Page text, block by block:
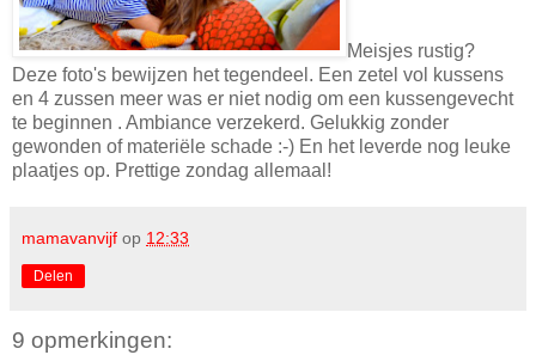
Meisjes rustig?
Deze foto's bewijzen het tegendeel. Een zetel vol kussens
en 4 zussen meer was er niet nodig om een kussengevecht
te beginnen . Ambiance verzekerd. Gelukkig zonder
gewonden of materiële schade :-) En het leverde nog leuke
plaatjes op. Prettige zondag allemaal!
mamavanvijf op 12:33
Delen
9 opmerkingen: